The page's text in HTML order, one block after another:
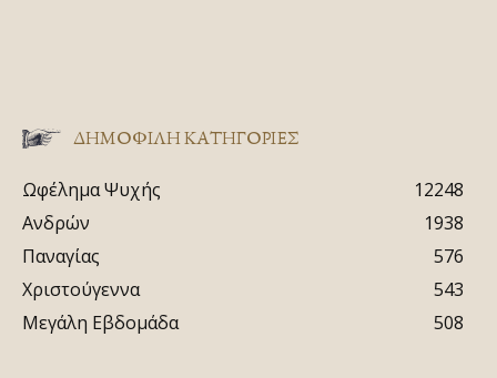
ΔΗΜΟΦΙΛΗ ΚΑΤΗΓΟΡΙΕΣ
Ωφέλημα Ψυχής
12248
Ανδρών
1938
Παναγίας
576
Χριστούγεννα
543
Μεγάλη Εβδομάδα
508